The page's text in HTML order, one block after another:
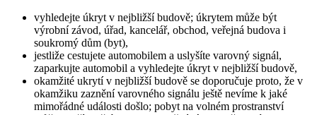
vyhledejte úkryt v nejbližší budově; úkrytem může být
výrobní závod, úřad, kancelář, obchod, veřejná budova i
soukromý dům (byt),
jestliže cestujete automobilem a uslyšíte varovný signál,
zaparkujte automobil a vyhledejte úkryt v nejbližší budově,
okamžité ukrytí v nejbližší budově se doporučuje proto, že v
okamžiku zaznění varovného signálu ještě nevíme k jaké
mimořádné události došlo; pobyt na volném prostranství